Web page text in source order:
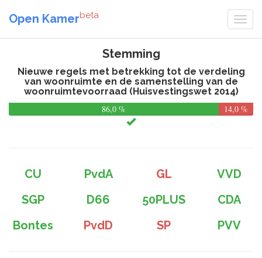
Open Kamerbeta
Stemming
Nieuwe regels met betrekking tot de verdeling
van woonruimte en de samenstelling van de
woonruimtevoorraad (Huisvestingswet 2014)
86,0 %
14,0 %
CU PvdA GL
VVD
SGP
D66 50PLUS
CDA
Bontes
PvdD SP PVV